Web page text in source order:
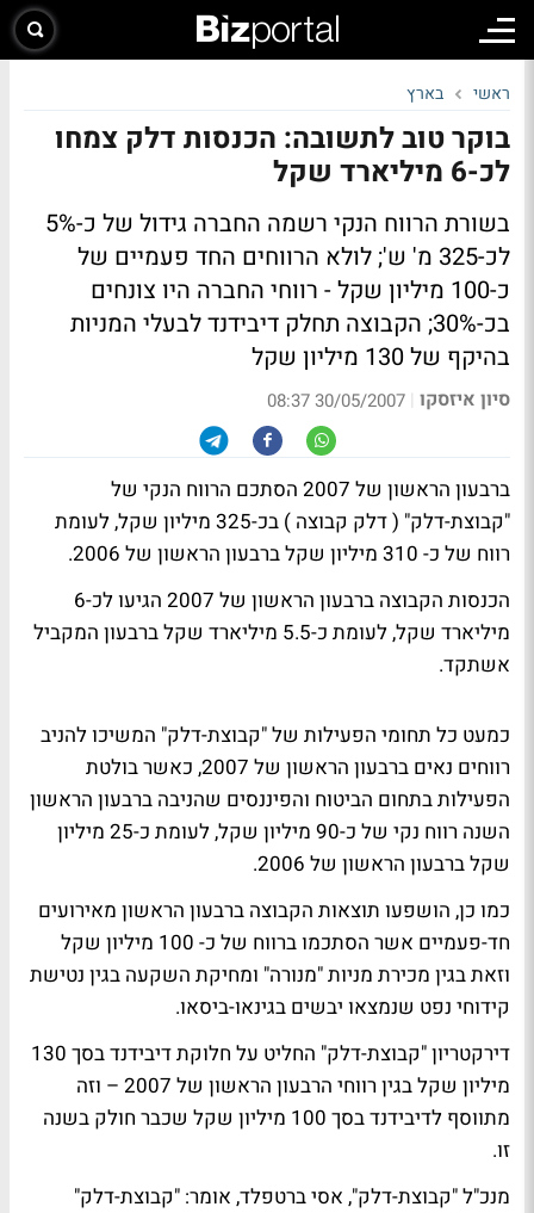
ראשי בארץ
בוקר טוב לתשובה: הכנסות דלק צמחו
לכ-6 מיליארד שקל
בשורת הרווח הנקי רשמה החברה גידול של כ-5%
לכ-325 מ' ש'; לולא הרווחים החד פעמיים של
כ-100 מיליון שקל - רווחי החברה היו צונחים
בכ-30%; הקבוצה תחלק דיבידנד לבעלי המניות
בהיקף של 130 מיליון שקל
סיון איזסקו |
30/05/2007 08:37
ברבעון הראשון של 2007 הסתכם הרווח הנקי של
"קבוצת-דלק" ( דלק קבוצה ) בכ-325 מיליון שקל, לעומת
רווח של כ- 310 מיליון שקל ברבעון הראשון של 2006.
הכנסות הקבוצה ברבעון הראשון של 2007 הגיעו לכ-6
מיליארד שקל, לעומת כ-5.5 מיליארד שקל ברבעון המקביל
אשתקד.
כמעט כל תחומי הפעילות של "קבוצת-דלק" המשיכו להניב
רווחים נאים ברבעון הראשון של 2007, כאשר בולטת
הפעילות בתחום הביטוח והפיננסים שהניבה ברבעון הראשון
השנה רווח נקי של כ-90 מיליון שקל, לעומת כ-25 מיליון
שקל ברבעון הראשון של 2006.
כמו כן, הושפעו תוצאות הקבוצה ברבעון הראשון מאירועים
חד-פעמיים אשר הסתכמו ברווח של כ- 100 מיליון שקל
וזאת בגין מכירת מניות "מנורה" ומחיקת השקעה בגין נטישת
קידוחי נפט שנמצאו יבשים בגינאו-ביסאו.
דירקטריון "קבוצת-דלק" החליט על חלוקת דיבידנד בסך 130
מיליון שקל בגין רווחי הרבעון הראשון של 2007 – וזה
מתווסף לדיבידנד בסך 100 מיליון שקל שכבר חולק בשנה
זו.
מנכ"ל "קבוצת-דלק", אסי ברטפלד, אומר: "קבוצת-דלק"